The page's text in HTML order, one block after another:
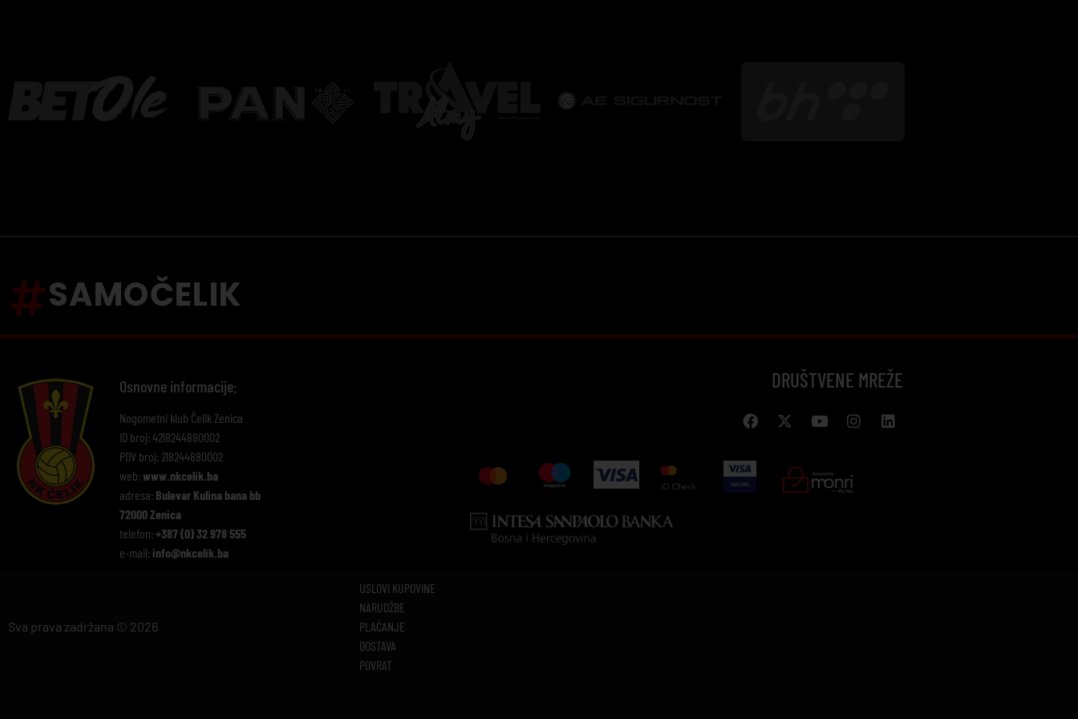
SAMOČELIK
Osnovne informacije:
Nogometni klub Čelik Zenica
ID broj: 4218244880002
PDV broj: 218244880002
web: www.nkcelik.ba
adresa: Bulevar Kulina bana bb
72000 Zenica
telefon: +387 (0) 32 978 555
e-mail: info@nkcelik.ba
DRUŠTVENE MREŽE
Sva prava zadržana © 2026
USLOVI KUPOVINE
NARUDŽBE
PLAĆANJE
DOSTAVA
POVRAT